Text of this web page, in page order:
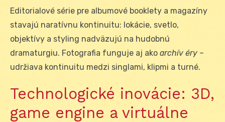
Editorialové série pre albumové booklety a magazíny
stavajú naratívnu kontinuitu: lokácie, svetlo,
objektívy a styling nadväzujú na hudobnú
dramaturgiu. Fotografia funguje aj ako archív éry –
udržiava kontinuitu medzi singlami, klipmi a turné.
Technologické inovácie: 3D,
game engine a virtuálne